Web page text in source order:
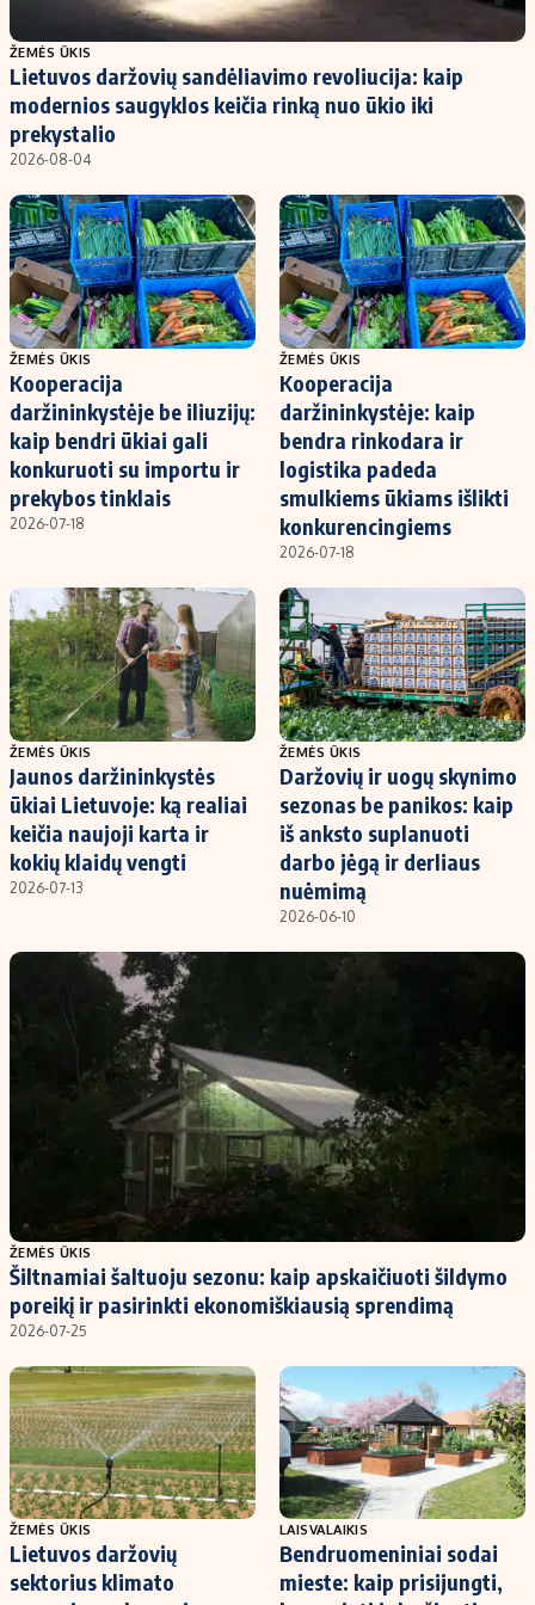
Populiarios temos
Investavimas
Akcijų rinka
Saulės elektrinės
Kriptovaliutos
Infliacija
Migracija
Titulinis
Nedarbo išmokos skaičiuoklė
Būsto finansai
Įdomios naujienos
Redakcija
Apie mus
Redakcijos politika
Privatumo politika
Turinio žymėjimo taisyklės
Indėlių palūkanos
ŽEMĖS ŪKIS
Lietuvos daržovių sandėliavimo revoliucija: kaip
modernios saugyklos keičia rinką nuo ūkio iki
prekystalio
2026-08-04
ŽEMĖS ŪKIS
Kooperacija
daržininkystėje be iliuzijų:
kaip bendri ūkiai gali
konkuruoti su importu ir
prekybos tinklais
2026-07-18
ŽEMĖS ŪKIS
Kooperacija
daržininkystėje: kaip
bendra rinkodara ir
logistika padeda
smulkiems ūkiams išlikti
konkurencingiems
2026-07-18
ŽEMĖS ŪKIS
Jaunos daržininkystės
ūkiai Lietuvoje: ką realiai
keičia naujoji karta ir
kokių klaidų vengti
2026-07-13
ŽEMĖS ŪKIS
Daržovių ir uogų skynimo
sezonas be panikos: kaip
iš anksto suplanuoti
darbo jėgą ir derliaus
nuėmimą
2026-06-10
ŽEMĖS ŪKIS
Šiltnamiai šaltuoju sezonu: kaip apskaičiuoti šildymo
poreikį ir pasirinkti ekonomiškiausią sprendimą
2026-07-25
ŽEMĖS ŪKIS
Lietuvos daržovių
sektorius klimato
LAISVALAIKIS
Bendruomeniniai sodai
mieste: kaip prisijungti,